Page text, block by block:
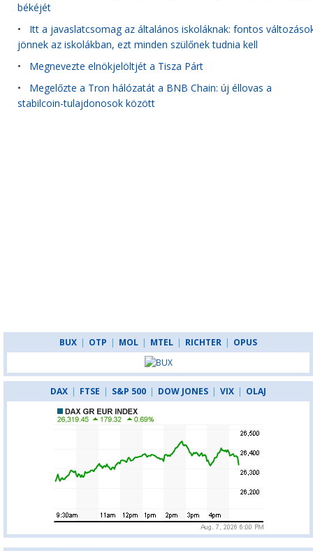
békéjét
• Itt a javaslatcsomag az általános iskoláknak: fontos
jönnek az iskolákban, ezt minden szülőnek tudnia kell
• Megnevezte elnökjelöltjét a Tisza Párt
• Megelőzte a Tron hálózatát a BNB Chain: új éllovas a
stabilcoin-tulajdonosok között
BUX | OTP | MOL | MTEL | RICHTER | OPUS
DAX | FTSE | S&P 500 | DOW JONES | VIX | OLAJ